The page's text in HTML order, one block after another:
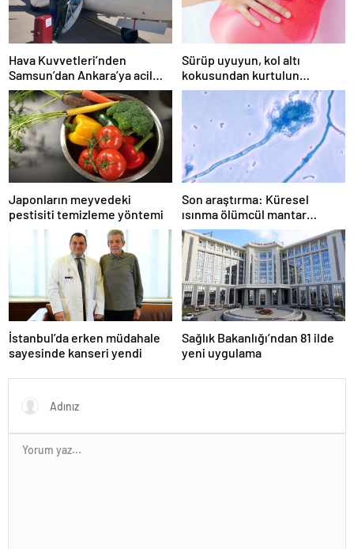
Hava Kuvvetleri’nden
Samsun’dan Ankara’ya acil
organ nakli
Sürüp uyuyun, kol altı
kokusundan kurtulun…
Japonların meyvedeki
pestisiti temizleme yöntemi
Son araştırma: Küresel
ısınma ölümcül mantar
hastalığını yayabilir
İstanbul’da erken müdahale
sayesinde kanseri yendi
Sağlık Bakanlığı’ndan 81 ilde
yeni uygulama